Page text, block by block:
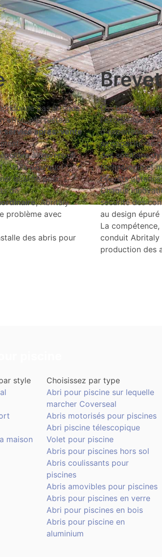
pas lorsque
effet, elle reste à
service après-vente
à travers un
: voilà pourquoi
qualifié pour
de
, Abritaly
problème avec
des abris pour
Les brevets
l'excellence
d'expérience.
sa capacité de
des solutions
technologie et
brevets obtenus.
Chaque
sécurité des
au design
La
conduit Abritaly
production des
style
maison
Choisissez par type
Abri pour piscine sur lequelle
marcher Coverseal
Abris motorisés pour piscines
Abri piscine télescopique
Volet pour piscine
Abris pour piscines hors sol
Abris coulissants pour
piscines
Abris amovibles pour piscines
Abris pour piscines en verre
Abri pour piscines en bois
Abris pour piscine en
aluminium